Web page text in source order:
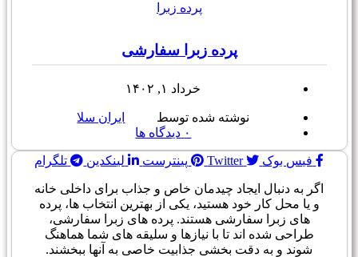
پرده زبرا
پرده زبرا سفارشی
خرداد ۱, ۱۴۰۲
نوشته شده توسط
ایران سلا
۰ دیدگاه ها
فیس بوک Twitter پینترست لینکدین تلگرام
اگر به دنبال ایجاد چیدمان خاص و جذاب برای داخلی خانه
و یا محل کار خود هستید، یکی از بهترین انتخاب ها، پرده
های زبرا سفارشی هستند. پرده های زبرا سفارشی،
طراحی شده اند تا با نیازها و سلیقه های شما هماهنگ
شوند و به دقت بخشی جذابیت خاصی به آنها ببخشند.